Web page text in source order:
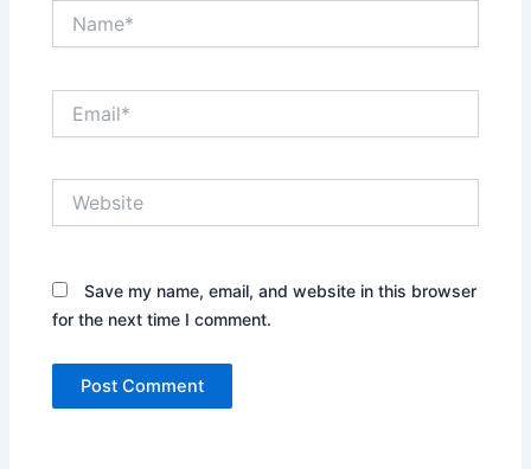
Save my name, email, and website in this browser
for the next time I comment.